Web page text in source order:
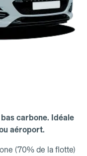
carbone. Idéale
aéroport.
(70% de la flotte)